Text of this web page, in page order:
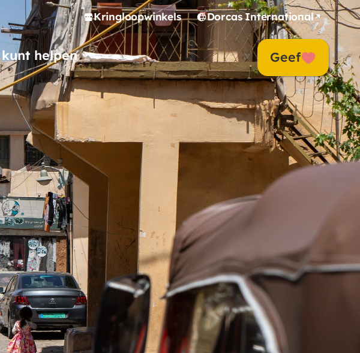
Kringloopwinkels Dorcas International
helpen Geef
de donatiepagina en kies het thema of
belastingvoordeel.